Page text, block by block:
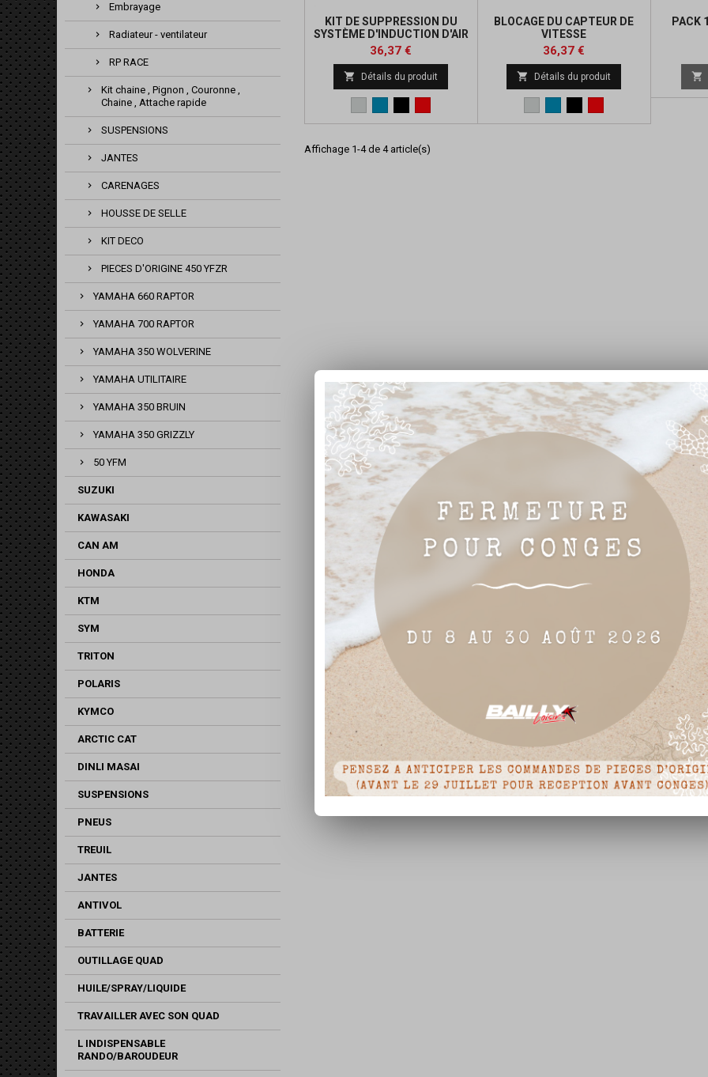
Embrayage
Radiateur - ventilateur
RP RACE
Kit chaine , Pignon , Couronne ,
Chaine , Attache rapide
SUSPENSIONS
JANTES
CARENAGES
HOUSSE DE SELLE
KIT DECO
PIECES D'ORIGINE 450 YFZR
YAMAHA 660 RAPTOR
YAMAHA 700 RAPTOR
YAMAHA 350 WOLVERINE
YAMAHA UTILITAIRE
YAMAHA 350 BRUIN
YAMAHA 350 GRIZZLY
50 YFM
SUZUKI
KAWASAKI
CAN AM
HONDA
KTM
SYM
TRITON
POLARIS
KYMCO
ARCTIC CAT
DINLI MASAI
SUSPENSIONS
PNEUS
TREUIL
JANTES
ANTIVOL
BATTERIE
OUTILLAGE QUAD
HUILE/SPRAY/LIQUIDE
TRAVAILLER AVEC SON QUAD
L INDISPENSABLE
RANDO/BAROUDEUR
KIT DE SUPPRESSION DU
SYSTÈME D'INDUCTION D'AIR
(AIS)
Prix
36,37 €
 Détails du produit
BLOCAGE DU CAPTEUR DE
VITESSE
Prix
36,37 €
 Détails du produit
PACK

Affichage 1-4 de 4 article(s)